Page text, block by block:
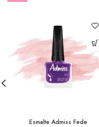
Esmalte Admiss Fede